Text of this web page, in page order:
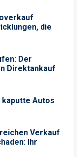
die
Der
Direktankauf
Autos
Verkauf
Ihr